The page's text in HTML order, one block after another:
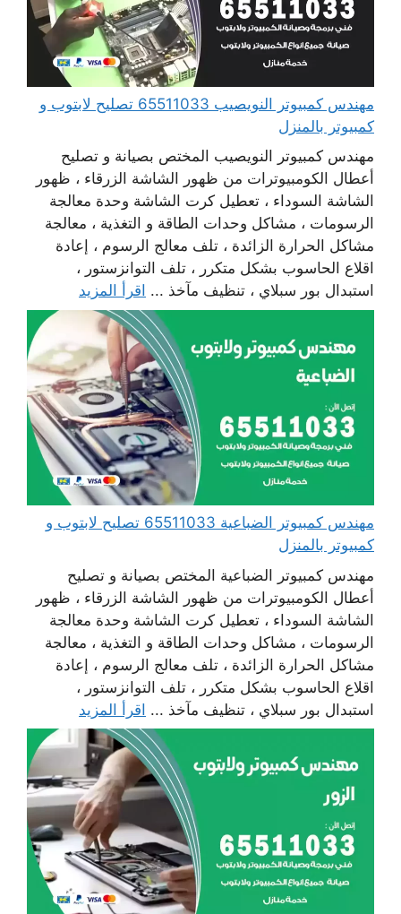
مهندس كمبيوتر النويصيب 65511033 تصليح لابتوب و
كمبيوتر بالمنزل
مهندس كمبيوتر النويصيب المختص بصيانة و تصليح
أعطال الكومبيوترات من ظهور الشاشة الزرقاء ، ظهور
الشاشة السوداء ، تعطيل كرت الشاشة وحدة معالجة
الرسومات ، مشاكل وحدات الطاقة و التغذية ، معالجة
مشاكل الحرارة الزائدة ، تلف معالج الرسوم ، إعادة
اقلاع الحاسوب بشكل متكرر ، تلف التوانزستور ،
استبدال بور سبلاي ، تنظيف مآخذ ... اقرأ المزيد
مهندس كمبيوتر الضباعية 65511033 تصليح لابتوب و
كمبيوتر بالمنزل
مهندس كمبيوتر الضباعية المختص بصيانة و تصليح
أعطال الكومبيوترات من ظهور الشاشة الزرقاء ، ظهور
الشاشة السوداء ، تعطيل كرت الشاشة وحدة معالجة
الرسومات ، مشاكل وحدات الطاقة و التغذية ، معالجة
مشاكل الحرارة الزائدة ، تلف معالج الرسوم ، إعادة
اقلاع الحاسوب بشكل متكرر ، تلف التوانزستور ،
استبدال بور سبلاي ، تنظيف مآخذ ... اقرأ المزيد